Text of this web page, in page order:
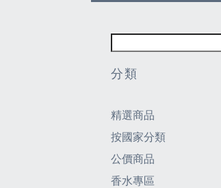
分類
精選商品
按國家分類
公價商品
香水專區